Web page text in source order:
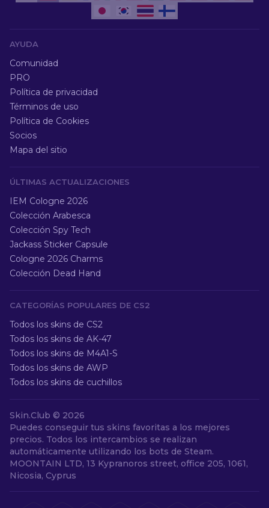
AYUDA
Comunidad
PRO
Política de privacidad
Términos de uso
Política de Cookies
Socios
Mapa del sitio
ÚLTIMAS ACTUALIZACIONES
IEM Cologne 2026
Colección Arabesca
Colección Spy Tech
Jackass Sticker Capsule
Cologne 2026 Charms
Colección Dead Hand
CATEGORÍAS POPULARES DE CS2
Todos los skins de CS2
Todos los skins de AK-47
Todos los skins de M4A1-S
Todos los skins de AWP
Todos los skins de cuchillos
Skin.Club © 2026
Puedes conseguir tus skins favoritas a los mejores
precios. Todos los intercambios se realizan
automáticamente utilizando los bots de Steam.
MOONTAIN LTD, 13 Kypranoros street, office 205, 1061,
Nicosia, Cyprus